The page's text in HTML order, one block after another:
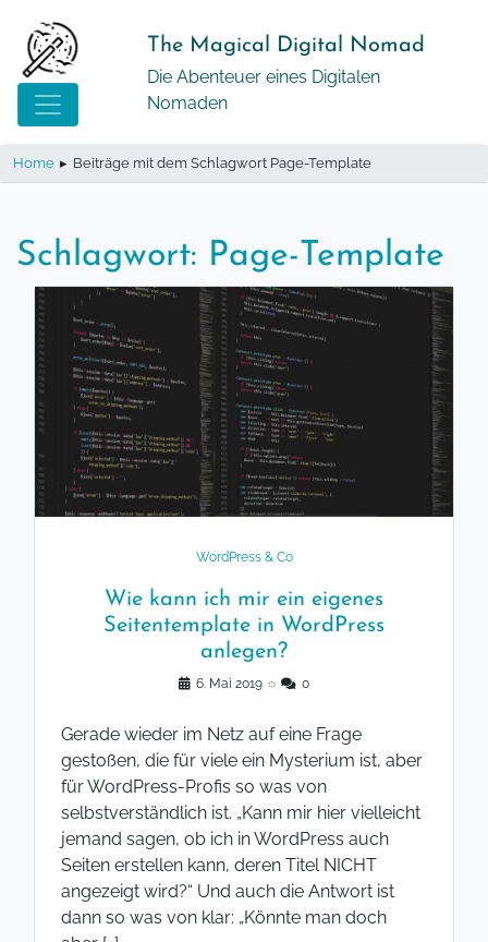
zum
Inhalt
The Magical Digital Nomad
Die Abenteuer eines Digitalen
Nomaden
Home ▸ Beiträge mit dem Schlagwort Page-Template
Schlagwort: Page-Template
WordPress & Co
Wie kann ich mir ein eigenes
Seitentemplate in WordPress
anlegen?
6. Mai 2019 ◌ 0
Gerade wieder im Netz auf eine Frage
gestoßen, die für viele ein Mysterium ist, aber
für WordPress-Profis so was von
selbstverständlich ist. „Kann mir hier vielleicht
jemand sagen, ob ich in WordPress auch
Seiten erstellen kann, deren Titel NICHT
angezeigt wird?“ Und auch die Antwort ist
dann so was von klar: „Könnte man doch